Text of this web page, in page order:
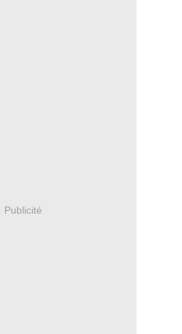
Publicité